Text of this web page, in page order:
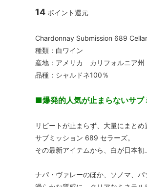
14 ポイント還元
Chardonnay Submission 689
種類：白ワイン
産地：アメリカ カリフォルニア州
品種：シャルドネ100％
■爆発的人気が止まらないサブ
リピートが止まらず、大量にまと
サブミッション 689 セラーズ。
その最新アイテムから、白が日本初
ナパ・ヴァレーのほか、ソノマ、パ